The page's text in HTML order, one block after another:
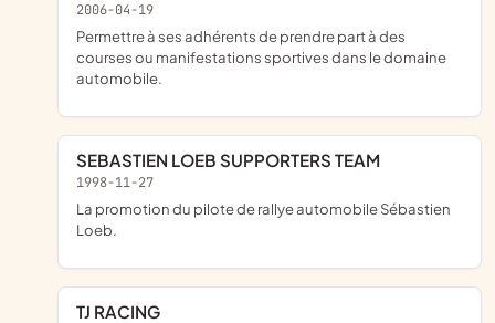
2006-04-19
permettre à ses adhérents de prendre part à des
courses ou manifestations sportives dans le domaine
automobile.
SEBASTIEN LOEB SUPPORTERS TEAM
1998-11-27
la promotion du pilote de rallye automobile Sébastien
Loeb.
TJ RACING